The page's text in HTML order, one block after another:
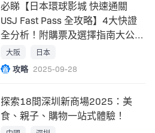
必睇【日本環球影城 快速通關
USJ Fast Pass 全攻略】4大快證
全分析！附購票及選擇指南大公
開！
大阪 日本
攻略 2025-09-28
探索18間深圳新商場2025：美
食、親子、購物一站式體驗！